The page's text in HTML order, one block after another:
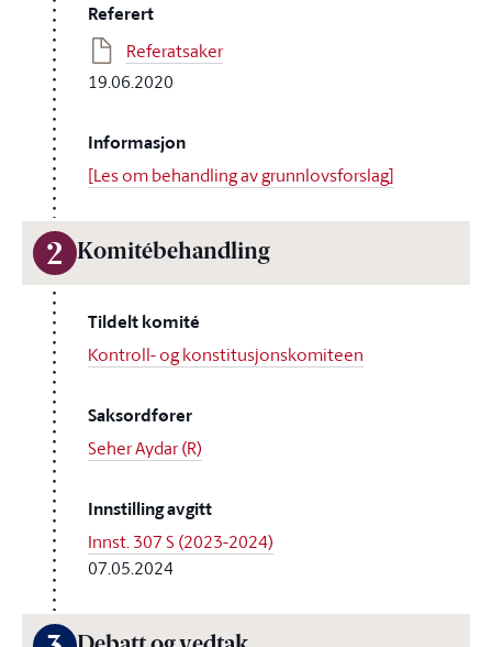
Referert
Referatsaker
19.06.2020
Informasjon
[Les om behandling av grunnlovsforslag]
2 Komitébehandling
Tildelt komité
Kontroll- og konstitusjonskomiteen
Saksordfører
Seher Aydar (R)
Innstilling avgitt
Innst. 307 S (2023-2024)
07.05.2024